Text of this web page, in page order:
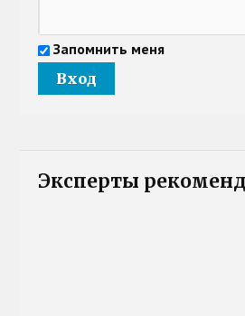
Запомнить меня
Эксперты